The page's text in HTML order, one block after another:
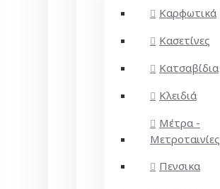
Καρφωτικά
Κασετίνες
Κατσαβίδια
Κλειδιά
Μέτρα -
Μετροταινίες
Πενσικα